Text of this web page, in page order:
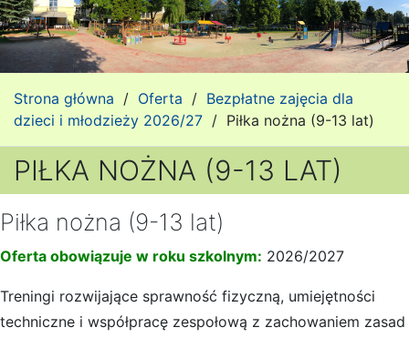
Strona główna / Oferta / Bezpłatne zajęcia dla
dzieci i młodzieży 2026/27 / Piłka nożna (9-13 lat)
PIŁKA NOŻNA (9-13 LAT)
Piłka nożna (9-13 lat)
Oferta obowiązuje w roku szkolnym: 2026/2027
Treningi rozwijające sprawność fizyczną, umiejętności
techniczne i współpracę zespołową z zachowaniem zasad